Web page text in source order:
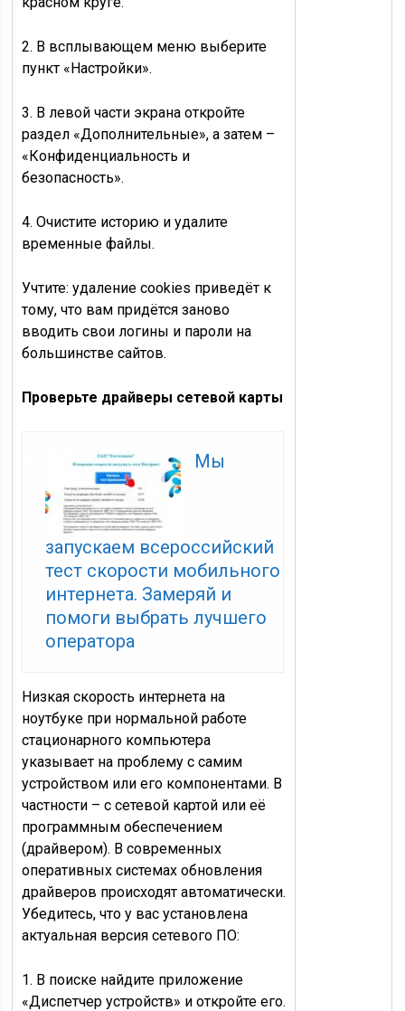
2. В всплывающем меню выберите
пункт «Настройки».
3. В левой части экрана откройте
раздел «Дополнительные», а затем –
«Конфиденциальность и
безопасность».
4. Очистите историю и удалите
временные файлы.
Учтите: удаление cookies приведёт к
тому, что вам придётся заново
вводить свои логины и пароли на
большинстве сайтов.
Проверьте драйверы сетевой карты
Мы
запускаем всероссийский
тест скорости мобильного
интернета. Замеряй и
помоги выбрать лучшего
оператора
Низкая скорость интернета на
ноутбуке при нормальной работе
стационарного компьютера
указывает на проблему с самим
устройством или его компонентами. В
частности – с сетевой картой или её
программным обеспечением
(драйвером). В современных
оперативных системах обновления
драйверов происходят автоматически.
Убедитесь, что у вас установлена
актуальная версия сетевого ПО:
1. В поиске найдите приложение
«Диспетчер устройств» и откройте его.